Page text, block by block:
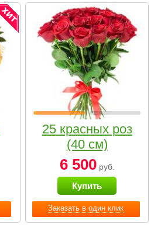
Заказать в один клик
25 красных роз
(40 см)
6 500руб.
Купить